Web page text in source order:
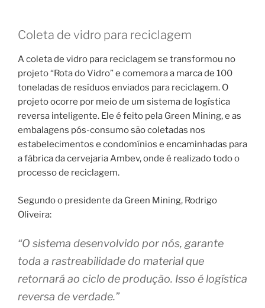
Coleta de vidro para reciclagem
A coleta de vidro para reciclagem se transformou no
projeto “Rota do Vidro” e comemora a marca de 100
toneladas de resíduos enviados para reciclagem. O
projeto ocorre por meio de um sistema de logística
reversa inteligente. Ele é feito pela Green Mining, e as
embalagens pós-consumo são coletadas nos
estabelecimentos e condomínios e encaminhadas para
a fábrica da cervejaria Ambev, onde é realizado todo o
processo de reciclagem.
Segundo o presidente da Green Mining, Rodrigo
Oliveira:
“O sistema desenvolvido por nós, garante
toda a rastreabilidade do material que
retornará ao ciclo de produção. Isso é logística
reversa de verdade.”